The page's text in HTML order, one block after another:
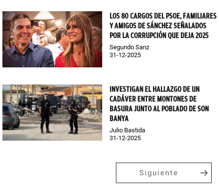
LOS 80 CARGOS DEL PSOE, FAMILIARES
Y AMIGOS DE SÁNCHEZ SEÑALADOS
POR LA CORRUPCIÓN QUE DEJA 2025
Segundo Sanz
31-12-2025
INVESTIGAN EL HALLAZGO DE UN
CADÁVER ENTRE MONTONES DE
BASURA JUNTO AL POBLADO DE SON
BANYA
Julio Bastida
31-12-2025
Siguiente